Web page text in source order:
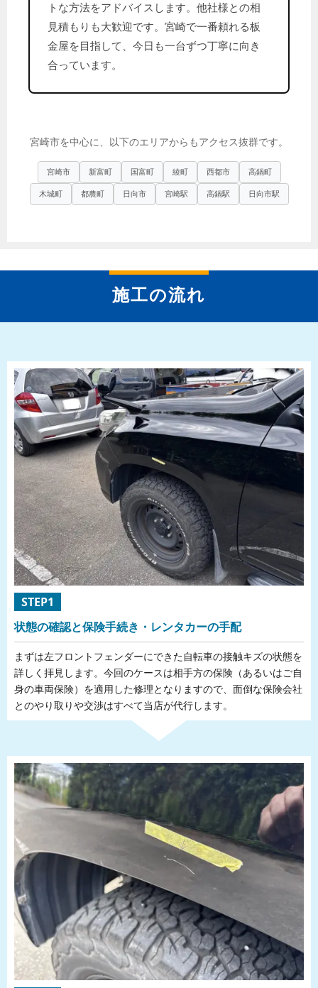
トな方法をアドバイスします。他社様との相
見積もりも大歓迎です。宮崎で一番頼れる板
金屋を目指して、今日も一台ずつ丁寧に向き
合っています。
宮崎市を中心に、以下のエリアからもアクセス抜群です。
宮崎市 新富町 国富町 綾町 西都市 高鍋町
木城町 都農町 日向市 宮崎駅 高鍋駅 日向市駅
施工の流れ
STEP1
状態の確認と保険手続き・レンタカーの手配
まずは左フロントフェンダーにできた自転車の接触キズの状態を
詳しく拝見します。今回のケースは相手方の保険（あるいはご自
身の車両保険）を適用した修理となりますので、面倒な保険会社
とのやり取りや交渉はすべて当店が代行します。